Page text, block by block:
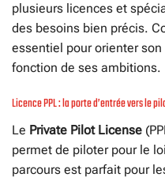
plusieurs licences et
des besoins bien précis.
essentiel pour orienter son
fonction de ses ambitions.
Licence PPL : la porte d’entrée vers le
Le Private Pilot License
permet de piloter pour le
parcours est parfait pour